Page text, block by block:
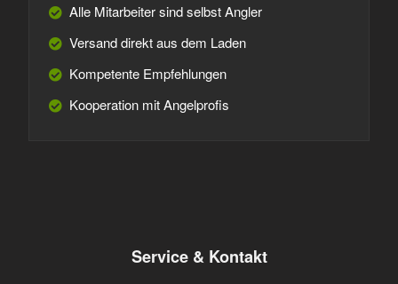
Alle Mitarbeiter sind selbst Angler
Versand direkt aus dem Laden
Kompetente Empfehlungen
Kooperation mit Angelprofis
Service & Kontakt